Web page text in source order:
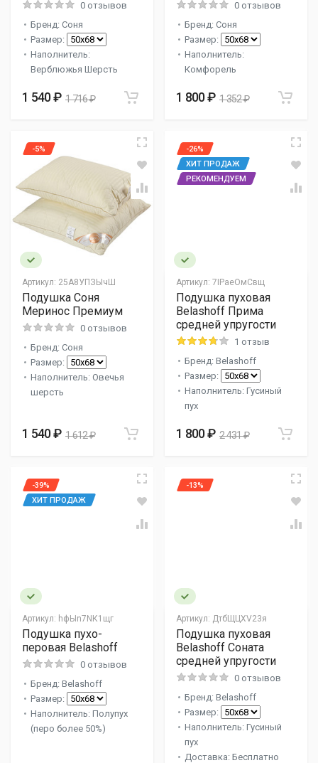
0 отзывов
Бренд: Соня
Размер:
Наполнитель:
Верблюжья Шерсть
1 540 ₽ 1 716 ₽
0 отзывов
Бренд: Соня
Размер:
Наполнитель:
Комфорель
1 800 ₽ 1 352 ₽
Артикул: 25А8УПЗЫчШ
-5%
Подушка Соня
Меринос Премиум
0 отзывов
Бренд: Соня
Размер:
Наполнитель: Овечья
шерсть
1 540 ₽ 1 612 ₽
Артикул: 7IPaеOмСвщ
-26%
ХИТ ПРОДАЖ
РЕКОМЕНДУЕМ
Подушка пуховая
Belashoff Прима
средней упругости
1 отзыв
Бренд: Belashoff
Размер:
Наполнитель: Гусиный
пух
1 800 ₽ 2 431 ₽
Артикул: hфЫn7NК1щг
-39%
ХИТ ПРОДАЖ
Подушка пухо-
перовая Belashoff
0 отзывов
Бренд: Belashoff
Размер:
Наполнитель: Полупух
(перо более 50%)
Артикул: ДтбЩЦХV23я
-13%
Подушка пуховая
Belashoff Соната
средней упругости
0 отзывов
Бренд: Belashoff
Размер:
Наполнитель: Гусиный
пух
Доставка: Бесплатно